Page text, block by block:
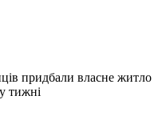
придбали власне житло
тижні